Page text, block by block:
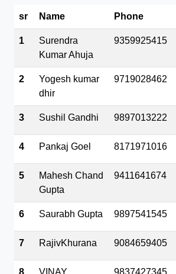
भव.mp3
sr Name Phone
1
Surendra
Kumar Ahuja
9359925415
2
Yogesh kumar
dhir
9719028462
3 Sushil Gandhi 9897013222
4 Pankaj Goel 8171971016
5
Mahesh Chand
Gupta
9411641674
6 Saurabh Gupta 9897541545
7 RajivKhurana 9084659405
8 VINAY 9837427345